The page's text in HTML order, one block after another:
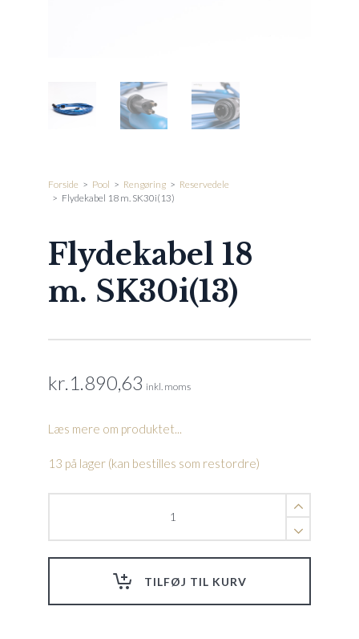
Forside > Pool > Rengøring > Reservedele
> Flydekabel 18 m. SK30i(13)
Flydekabel 18
m. SK30i(13)
kr. 1.890,63 inkl. moms
Læs mere om produktet...
13 på lager (kan bestilles som restordre)
TILFØJ TIL KURV